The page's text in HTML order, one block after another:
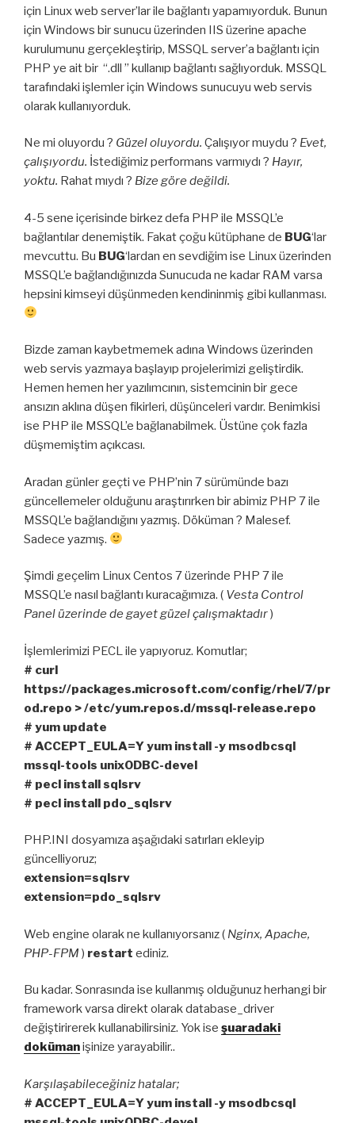
için Linux web server’lar ile bağlantı yapamıyorduk. Bunun
için Windows bir sunucu üzerinden IIS üzerine apache
kurulumunu gerçekleştirip, MSSQL server’a bağlantı için
PHP ye ait bir “.dll ” kullanıp bağlantı sağlıyorduk. MSSQL
tarafındaki işlemler için Windows sunucuyu web servis
olarak kullanıyorduk.
Ne mi oluyordu ? Güzel oluyordu. Çalışıyor muydu ? Evet,
çalışıyordu. İstediğimiz performans varmıydı ? Hayır,
yoktu. Rahat mıydı ? Bize göre değildi.
4-5 sene içerisinde birkez defa PHP ile MSSQL’e
bağlantılar denemiştik. Fakat çoğu kütüphane de BUG‘lar
mevcuttu. Bu BUG‘lardan en sevdiğim ise Linux üzerinden
MSSQL’e bağlandığınızda Sunucuda ne kadar RAM varsa
hepsini kimseyi düşünmeden kendininmiş gibi kullanması.
Bizde zaman kaybetmemek adına Windows üzerinden
web servis yazmaya başlayıp projelerimizi geliştirdik.
Hemen hemen her yazılımcının, sistemcinin bir gece
ansızın aklına düşen fikirleri, düşünceleri vardır. Benimkisi
ise PHP ile MSSQL’e bağlanabilmek. Üstüne çok fazla
düşmemiştim açıkcası.
Aradan günler geçti ve PHP’nin 7 sürümünde bazı
güncellemeler olduğunu araştırırken bir abimiz PHP 7 ile
MSSQL’e bağlandığını yazmış. Döküman ? Malesef.
Sadece yazmış.
Şimdi geçelim Linux Centos 7 üzerinde PHP 7 ile
MSSQL’e nasıl bağlantı kuracağımıza. ( Vesta Control
Panel üzerinde de gayet güzel çalışmaktadır)
İşlemlerimizi PECL ile yapıyoruz. Komutlar;
# curl
https://packages.microsoft.com/config/rhel/7/pr
od.repo > /etc/yum.repos.d/mssql-release.repo
# yum update
# ACCEPT_EULA=Y yum install -y msodbcsql
mssql-tools unixODBC-devel
# pecl install sqlsrv
# pecl install pdo_sqlsrv
PHP.INI dosyamıza aşağıdaki satırları ekleyip
güncelliyoruz;
extension=sqlsrv
extension=pdo_sqlsrv
Web engine olarak ne kullanıyorsanız ( Nginx, Apache,
PHP-FPM ) restart ediniz.
Bu kadar. Sonrasında ise kullanmış olduğunuz herhangi bir
framework varsa direkt olarak database_driver
değiştirirerek kullanabilirsiniz. Yok ise şuaradaki
dokümanişinize yarayabilir..
Karşılaşabileceğiniz hatalar;
# ACCEPT_EULA=Y yum install -y msodbcsql